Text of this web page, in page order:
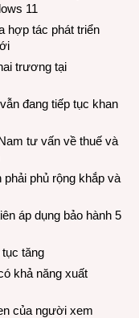
11
hợp tác phát triển
trương tại
đang tiếp tục khan
tư vấn về thuế và
phủ rộng khắp và
áp dụng bảo hành 5
tăng
khả năng xuất
của người xem